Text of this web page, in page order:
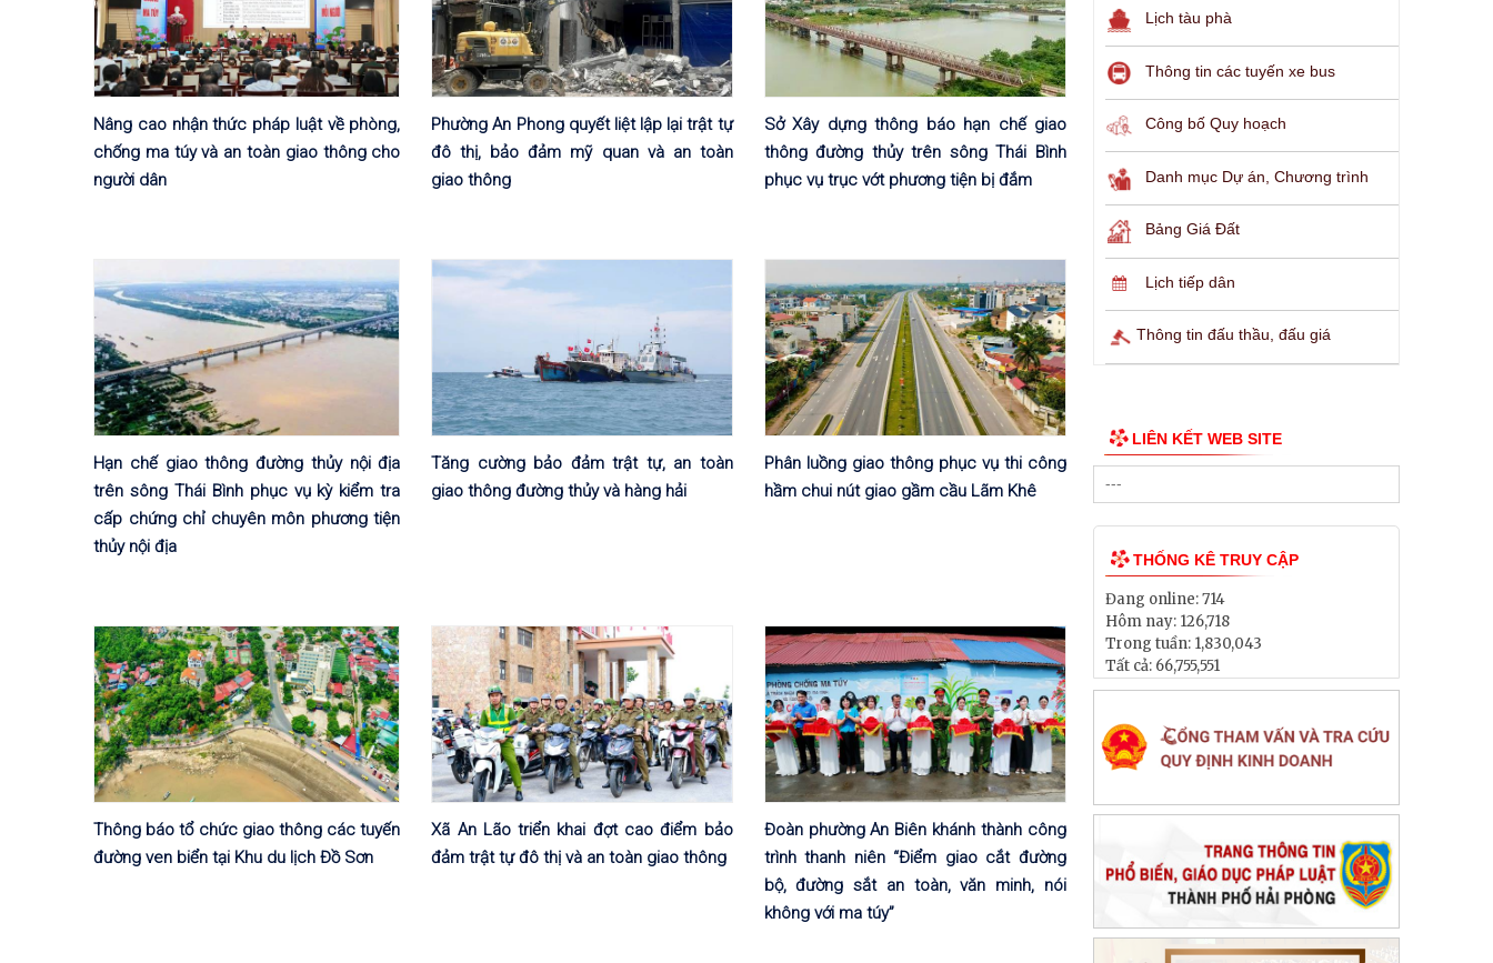
Nâng cao nhận thức pháp luật về phòng,
chống ma túy và an toàn giao thông cho
người dân
Phường An Phong quyết liệt lập lại trật tự
đô thị, bảo đảm mỹ quan và an toàn
giao thông
Sở Xây dựng thông báo hạn chế giao
thông đường thủy trên sông Thái Bình
phục vụ trục vớt phương tiện bị đắm
Hạn chế giao thông đường thủy nội địa
trên sông Thái Bình phục vụ kỳ kiểm tra
cấp chứng chỉ chuyên môn phương tiện
thủy nội địa
Tăng cường bảo đảm trật tự, an toàn
giao thông đường thủy và hàng hải
Phân luồng giao thông phục vụ thi công
hầm chui nút giao gầm cầu Lãm Khê
Thông báo tổ chức giao thông các tuyến
đường ven biển tại Khu du lịch Đồ Sơn
Xã An Lão triển khai đợt cao điểm bảo
đảm trật tự đô thị và an toàn giao thông
Đoàn phường An Biên khánh thành công
trình thanh niên “Điểm giao cắt đường
bộ, đường sắt an toàn, văn minh, nói
không với ma túy”
Lịch tàu phà
Thông tin các tuyến xe bus
Công bố Quy hoạch
Danh mục Dự án, Chương trình
Bảng Giá Đất
Lịch tiếp dân
Thông tin đấu thầu, đấu giá
LIÊN KẾT WEB SITE
THỐNG KÊ TRUY CẬP
Đang online:714
Hôm nay: 126,718
Trong tuần: 1,830,043
Tất cả: 66,755,551